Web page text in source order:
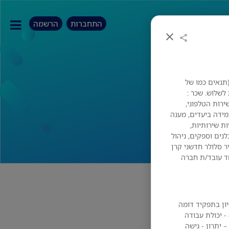
כמו של
ה' 07:30-16:45 ו' אחת לשלוש. שכר :
הטלפוני,
ביעדים, מענה
שירותיות,
וספקים, ניהול
סלולר חדשני קרן
עובד/ת חברה
בתפקיד דומה
יכולת עבודה
יתרון - גישה
התחברות הרשמה